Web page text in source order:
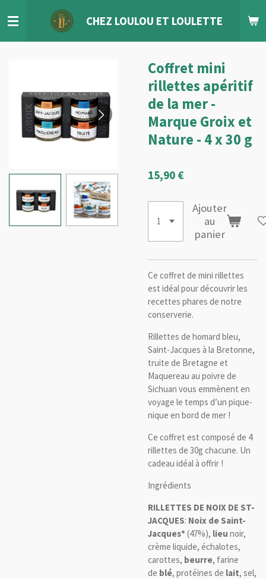
au
CHEZ LOULOU ET LOULETTE
Coffret mini
rillettes apéritif
de la mer -
Marque Groix et
Nature - 4 x 30 g
15,90 €
Ajouter
au
panier
Ce coffret de mini rillettes
est idéal pour découvrir les
recettes phares de notre
conserverie.
Rillettes de homard bleu,
Saint-Jacques à la Bretonne,
truite de Bretagne et
Maquereau au poivre de
Sichuan vous emmènent en
voyage le temps d’un pique-
nique en bord de mer !
Ce coffret est composé de 4
rillettes de 30g chacune. Un
cadeau idéal à offrir !
Ingrédients
RILLETTES DE NOIX DE ST-
JACQUES: Noix de Saint-
Jacques* (47%), lieu noir,
crème liquide, échalotes,
carottes, beurre, farine
de blé, protéines de lait, sel,